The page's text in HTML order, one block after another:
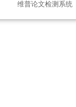
维普论文检测系统